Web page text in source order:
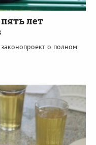
лет
о полном